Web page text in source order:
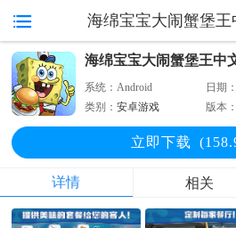
海绵宝宝大闹蟹堡王
海绵宝宝大闹蟹堡王中
系统：Android 日期
类别：安卓游戏 版本
立即下载
详情 相关